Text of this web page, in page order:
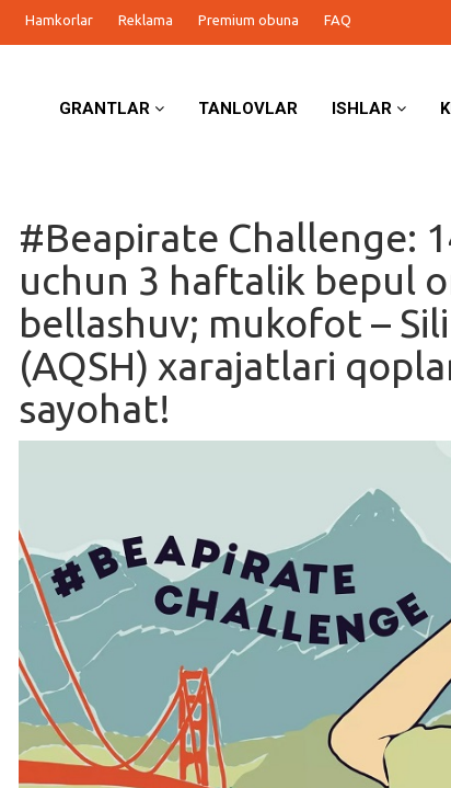
Hamkorlar Reklama Premium obuna FAQ
GRANTLAR TANLOVLAR ISHLAR
#Beapirate Challenge:
uchun 3 haftalik bepul
bellashuv; mukofot –
(AQSH) xarajatlari
sayohat!